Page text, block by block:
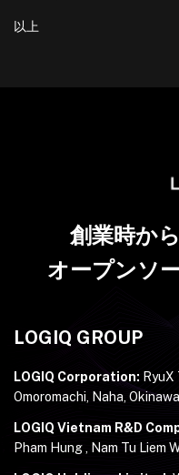
以上
創業時か
オープンソ
LOGIQ GROUP
LOGIQ Corporation: RyuX
Omoromachi, Naha,
LOGIQ Vietnam R&D
Pham Hung , Nam Tu Liem